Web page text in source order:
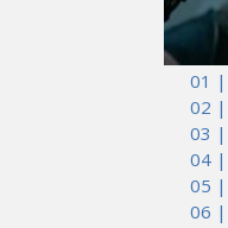
01 |
02 |
03 |
04 |
05 |
06 |